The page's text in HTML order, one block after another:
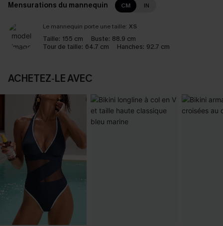
Mensurations du mannequin CM IN
Le mannequin porte une taille: XS
Taille: 155 cm Buste: 88.9 cm
Tour de taille: 64.7 cm Hanches: 92.7 cm
ACHETEZ‑LE AVEC